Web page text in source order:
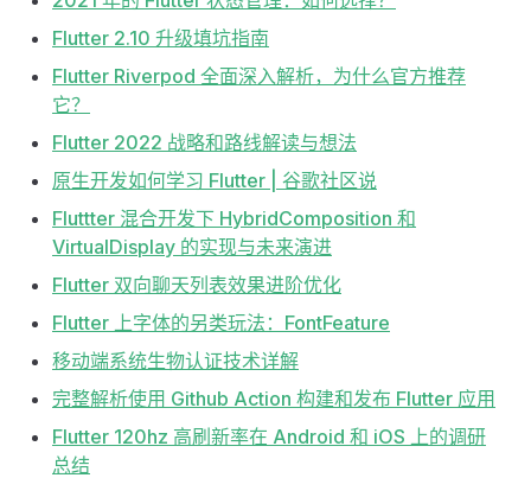
Flutter 2.10 升级填坑指南
Flutter Riverpod 全面深入解析，为什么官方推荐
它？
Flutter 2022 战略和路线解读与想法
原生开发如何学习 Flutter | 谷歌社区说
Fluttter 混合开发下 HybridComposition 和
VirtualDisplay 的实现与未来演进
Flutter 双向聊天列表效果进阶优化
Flutter 上字体的另类玩法：FontFeature
移动端系统生物认证技术详解
完整解析使用 Github Action 构建和发布 Flutter 应用
Flutter 120hz 高刷新率在 Android 和 iOS 上的调研
总结